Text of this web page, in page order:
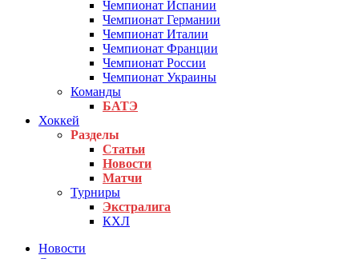
Чемпионат Испании
Чемпионат Германии
Чемпионат Италии
Чемпионат Франции
Чемпионат России
Чемпионат Украины
Команды
БАТЭ
Хоккей
Разделы
Статьи
Новости
Матчи
Турниры
Экстралига
КХЛ
Новости